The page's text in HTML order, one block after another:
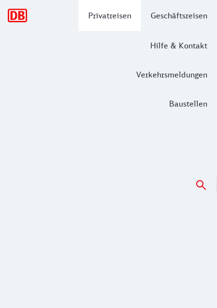
Privatreisen Geschäftsreisen
Hilfe & Kontakt
Verkehrsmeldungen
Baustellen